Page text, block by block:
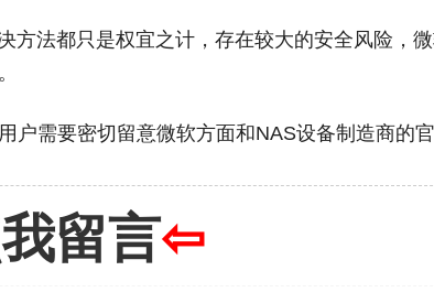
方法都只是权宜之计，存在较大的安全风险，
户需要密切留意微软方面和NAS设备制造商的
留言⇦